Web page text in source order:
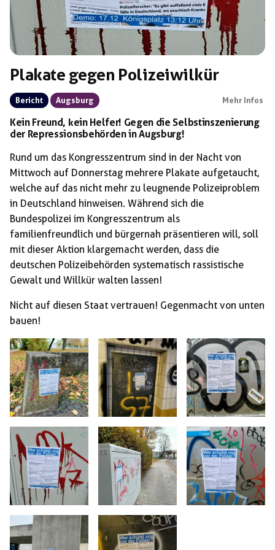
Plakate gegen Polizeiwilkür
Bericht Augsburg Mehr Infos
Kein Freund, kein Helfer! Gegen die Selbstinszenierung
der Repressionsbehörden in Augsburg!
Rund um das Kongresszentrum sind in der Nacht von
Mittwoch auf Donnerstag mehrere Plakate aufgetaucht,
welche auf das nicht mehr zu leugnende Polizeiproblem
in Deutschland hinweisen. Während sich die
Bundespolizei im Kongresszentrum als
familienfreundlich und bürgernah präsentieren will, soll
mit dieser Aktion klargemacht werden, dass die
deutschen Polizeibehörden systematisch rassistische
Gewalt und Willkür walten lassen!
Nicht auf diesen Staat vertrauen! Gegenmacht von unten
bauen!